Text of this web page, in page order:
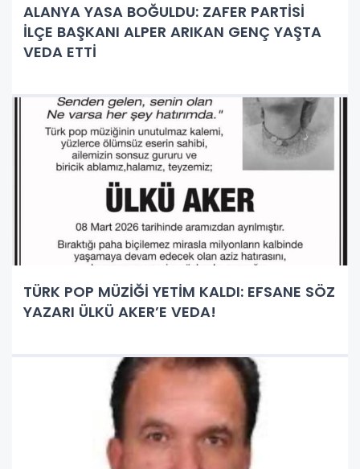
ALANYA YASA BOĞULDU: ZAFER PARTİSİ
İLÇE BAŞKANI ALPER ARIKAN GENÇ YAŞTA
VEDA ETTİ
TÜRK POP MÜZİĞİ YETİM KALDI: EFSANE SÖZ
YAZARI ÜLKÜ AKER’E VEDA!